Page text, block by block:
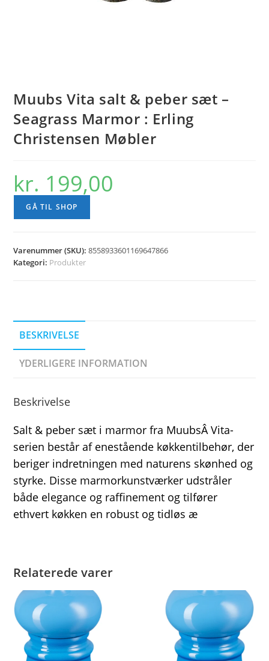
Muubs Vita salt & peber sæt –
Seagrass Marmor : Erling
Christensen Møbler
kr. 199,00
GÅ TIL SHOP
Varenummer (SKU):8558933601169647866
Kategori: Produkter
BESKRIVELSE
YDERLIGERE INFORMATION
Beskrivelse
Salt & peber sæt i marmor fra MuubsÂ Vita-
serien består af enestående køkkentilbehør, der
beriger indretningen med naturens skønhed og
styrke. Disse marmorkunstværker udstråler
både elegance og raffinement og tilfører
ethvert køkken en robust og tidløs æ
Relaterede varer